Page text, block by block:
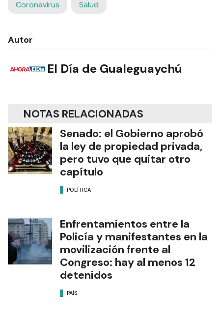
Coronavirus Salud
Autor
El Día de Gualeguaychú
NOTAS RELACIONADAS
Senado: el Gobierno aprobó
la ley de propiedad privada,
pero tuvo que quitar otro
capítulo
POLÍTICA
Enfrentamientos entre la
Policía y manifestantes en la
movilización frente al
Congreso: hay al menos 12
detenidos
PAÍS